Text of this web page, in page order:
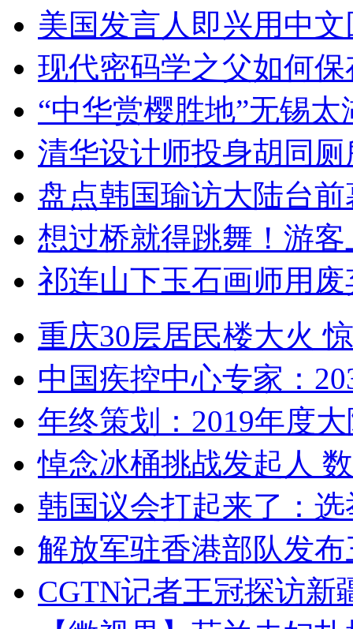
美国发言人即兴用中
现代密码学之父如何
“中华赏樱胜地”无锡
清华设计师投身胡同
盘点韩国瑜访大陆台
想过桥就得跳舞！游客
祁连山下玉石画师用
重庆30层居民楼大火
中国疾控中心专家：
年终策划：2019年度
悼念冰桶挑战发起人
韩国议会打起来了：
解放军驻香港部队发
CGTN记者王冠探访新